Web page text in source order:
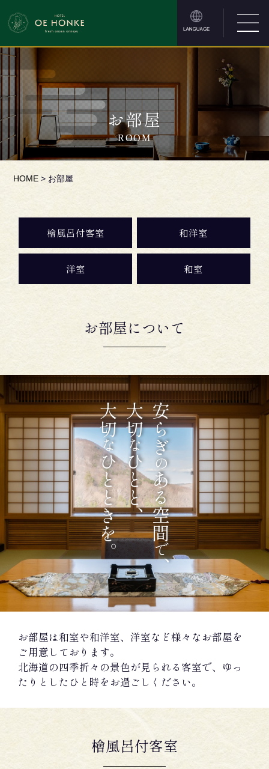
お部屋
ROOM
HOME > お部屋
檜風呂付客室 和洋室
洋室 和室
お部屋について
安らぎ
の
ある空間
で
、
大切
な
ひとと、
大切
な
ひとときを。
お部屋は和室や和洋室、洋室など様々なお部屋を
ご用意しております。
北海道の四季折々の景色が見られる客室で、ゆっ
たりとしたひと時をお過ごしください。
檜風呂付客室